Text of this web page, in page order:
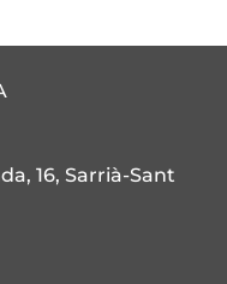
16, Sarrià-Sant